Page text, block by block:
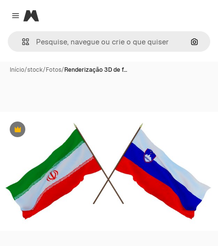
Close menu
Magnific
Início/stock/Fotos/Renderização 3D de f…
Premium